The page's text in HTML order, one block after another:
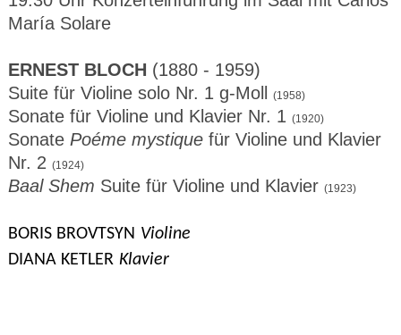
María Solare
ERNEST BLOCH (1880 - 1959)
Suite für Violine solo Nr. 1 g-Moll (1958)
Sonate für Violine und Klavier Nr. 1 (1920)
Sonate Poéme mystique für Violine und Klavier
Nr. 2 (1924)
Baal Shem Suite für Violine und Klavier (1923)
BORIS BROVTSYN Violine
DIANA KETLER Klavier